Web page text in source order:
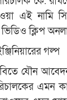
এই নামি
ক্লিপ
গল্প
যৌন
এমন